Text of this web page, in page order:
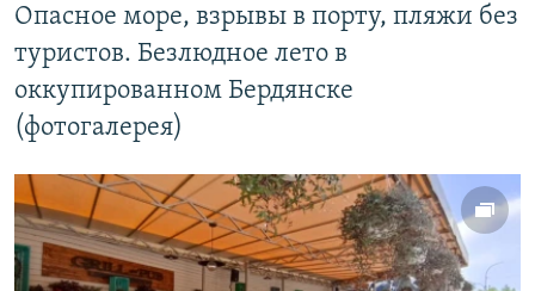
Опасное море, взрывы в порту, пляжи без
туристов. Безлюдное лето в
оккупированном Бердянске
(фотогалерея)